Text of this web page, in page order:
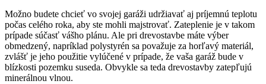
Možno budete chcieť vo svojej garáži udržiavať aj príjemnú teplotu
počas celého roka, aby ste mohli majstrovať. Zateplenie je v takom
prípade súčasť vášho plánu. Ale pri drevostavbe máte výber
obmedzený, napríklad polystyrén sa považuje za horľavý materiál,
zvlášť je jeho použitie vylúčené v prípade, že vaša garáž bude v
blízkosti pozemku suseda. Obvykle sa teda drevostavby zatepľujú
minerálnou vlnou.